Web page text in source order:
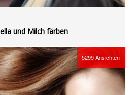
und Milch färben
5299Ansichten